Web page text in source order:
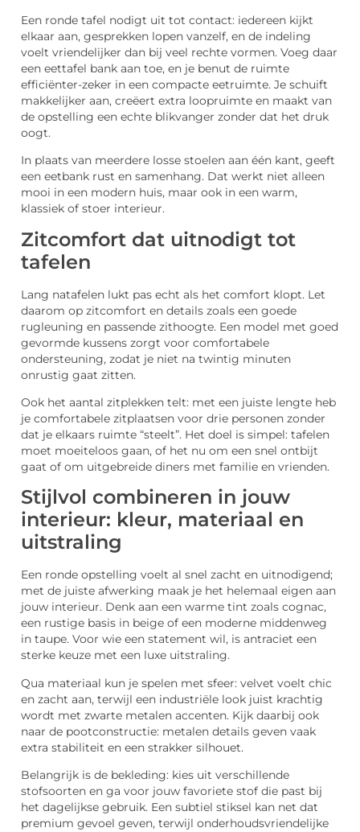
Een ronde tafel nodigt uit tot contact: iedereen kijkt
elkaar aan, gesprekken lopen vanzelf, en de indeling
voelt vriendelijker dan bij veel rechte vormen. Voeg daar
een eettafel bank aan toe, en je benut de ruimte
efficiënter-zeker in een compacte eetruimte. Je schuift
makkelijker aan, creëert extra loopruimte en maakt van
de opstelling een echte blikvanger zonder dat het druk
oogt.
In plaats van meerdere losse stoelen aan één kant, geeft
een eetbank rust en samenhang. Dat werkt niet alleen
mooi in een modern huis, maar ook in een warm,
klassiek of stoer interieur.
Zitcomfort dat uitnodigt tot
tafelen
Lang natafelen lukt pas echt als het comfort klopt. Let
daarom op zitcomfort en details zoals een goede
rugleuning en passende zithoogte. Een model met goed
gevormde kussens zorgt voor comfortabele
ondersteuning, zodat je niet na twintig minuten
onrustig gaat zitten.
Ook het aantal zitplekken telt: met een juiste lengte heb
je comfortabele zitplaatsen voor drie personen zonder
dat je elkaars ruimte “steelt”. Het doel is simpel: tafelen
moet moeiteloos gaan, of het nu om een snel ontbijt
gaat of om uitgebreide diners met familie en vrienden.
Stijlvol combineren in jouw
interieur: kleur, materiaal en
uitstraling
Een ronde opstelling voelt al snel zacht en uitnodigend;
met de juiste afwerking maak je het helemaal eigen aan
jouw interieur. Denk aan een warme tint zoals cognac,
een rustige basis in beige of een moderne middenweg
in taupe. Voor wie een statement wil, is antraciet een
sterke keuze met een luxe uitstraling.
Qua materiaal kun je spelen met sfeer: velvet voelt chic
en zacht aan, terwijl een industriële look juist krachtig
wordt met zwarte metalen accenten. Kijk daarbij ook
naar de pootconstructie: metalen details geven vaak
extra stabiliteit en een strakker silhouet.
Belangrijk is de bekleding: kies uit verschillende
stofsoorten en ga voor jouw favoriete stof die past bij
het dagelijkse gebruik. Een subtiel stiksel kan net dat
premium gevoel geven, terwijl onderhoudsvriendelijke